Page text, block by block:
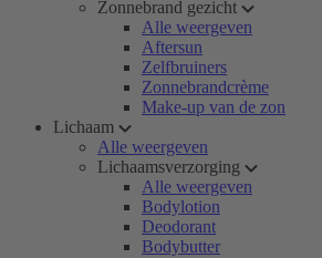
Zonnebrand gezicht
Alle weergeven
Aftersun
Zelfbruiners
Zonnebrandcrème
Make-up van de zon
Lichaam
Alle weergeven
Lichaamsverzorging
Alle weergeven
Bodylotion
Deodorant
Bodybutter